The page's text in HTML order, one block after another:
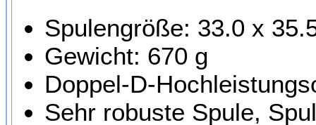
Spulengröße: 33.0 x
Gewicht: 670 g
Doppel-D-
Sehr robuste Spule,